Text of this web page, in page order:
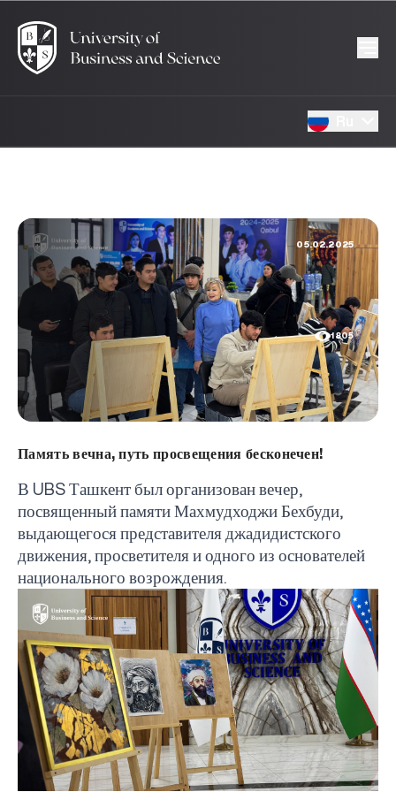
05.02.2025
1805
Память вечна, путь просвещения бесконечен!
В UBS Ташкент был организован вечер,
посвященный памяти Махмудходжи Бехбуди,
выдающегося представителя джадидистского
движения, просветителя и одного из основателей
национального возрождения.